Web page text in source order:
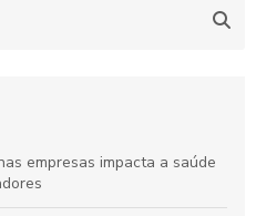
empresas impacta a saúde